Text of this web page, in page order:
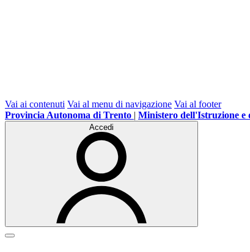
Vai ai contenuti Vai al menu di navigazione Vai al footer
Provincia Autonoma di Trento | Ministero dell'Istruzione e
Accedi